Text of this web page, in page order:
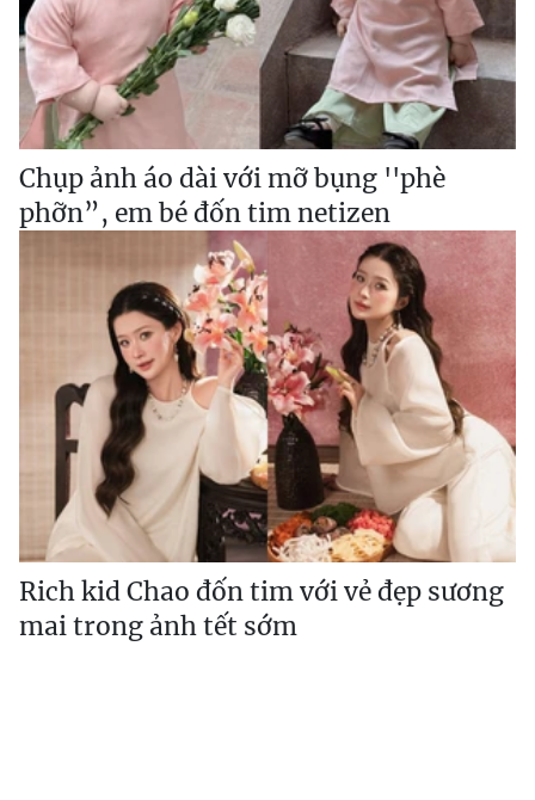
Chụp ảnh áo dài với mỡ bụng ''phè
phỡn”, em bé đốn tim netizen
Rich kid Chao đốn tim với vẻ đẹp sương
mai trong ảnh tết sớm